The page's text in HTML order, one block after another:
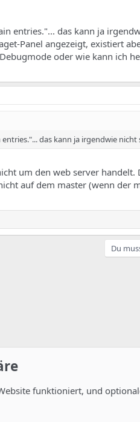
entries."... das kann ja
Panel angezeigt, existiert
oder wie kann ich
das kann ja irgendwie nicht
um den web server
auf dem master (wenn der
Du
funktioniert, und